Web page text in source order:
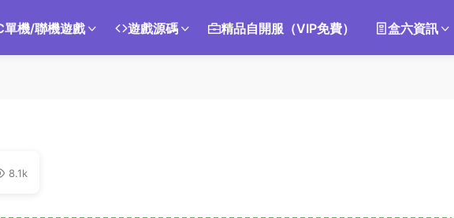
單機/聯機遊戲 遊戲源碼 精品自開服（VIP免費） 盒六資訊
8.1k